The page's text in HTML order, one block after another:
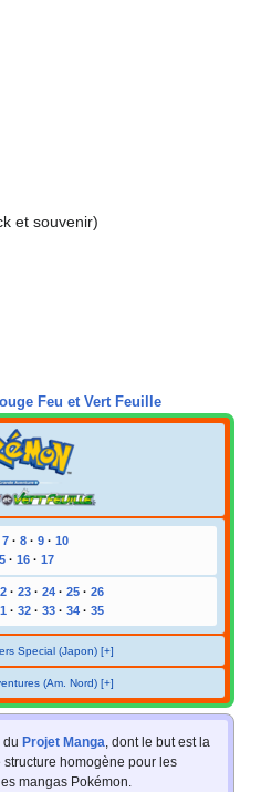
et souvenir)
Feu et Vert Feuille
7 · 8 · 9 · 10
· 16 · 17
· 23 · 24 · 25 · 26
· 32 · 33 · 34 · 35
Special (Japon) [+]
(Am. Nord) [+]
du Projet Manga, dont le but est la
homogène pour les
mangas Pokémon.